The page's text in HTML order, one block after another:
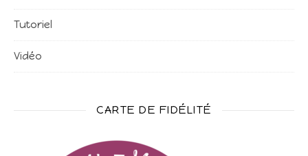
Tutoriel
Vidéo
CARTE DE FIDÉLITÉ